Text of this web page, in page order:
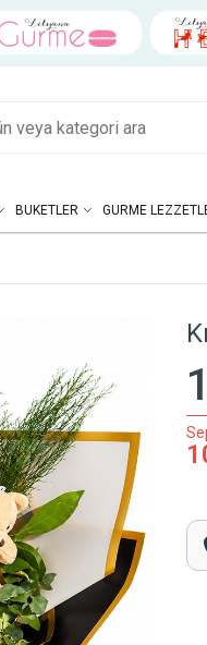
BUKETLER GURME